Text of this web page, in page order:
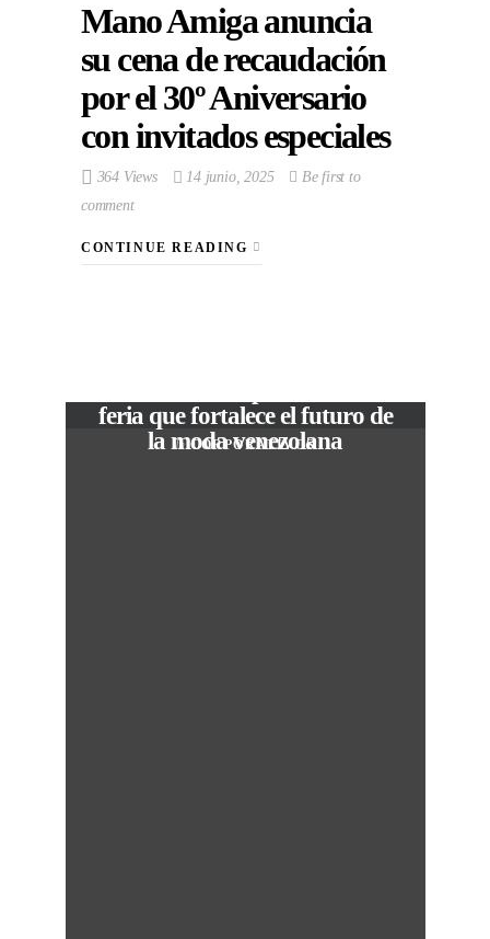
Mano Amiga anuncia
su cena de recaudación
por el 30º Aniversario
con invitados especiales
364 Views 14 junio, 2025
Be first to
comment
CONTINUE READING
In CORPORATIVOS
feria que fortalece el futuro de
la moda venezolana